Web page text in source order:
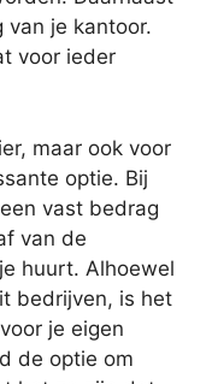
van je kantoor.
voor ieder
maar ook voor
optie. Bij
vast bedrag
van de
huurt. Alhoewel
bedrijven, is het
je eigen
de optie om